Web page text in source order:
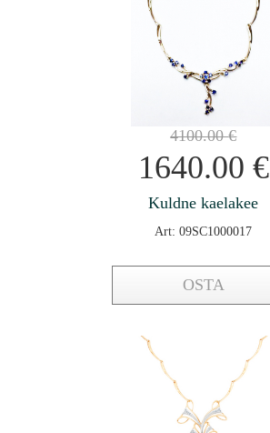
4100.00€
1640.00 €
Kuldne kaelakee
Art: 09SC1000017
OSTA